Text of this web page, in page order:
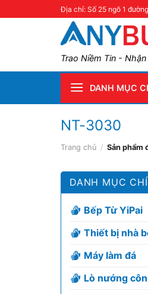
Địa chỉ: Số 25 ngõ 1
Trao Niềm Tin -
DANH MỤC
NT-3030
Trang chủ / Sản phẩm
DANH MỤC
Bếp Từ YiPai
Thiết bị nhà
Máy làm đá
Lò nướng